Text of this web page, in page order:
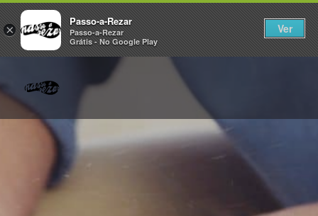
×
Passo-a-Rezar
Passo-a-Rezar
Grátis - No Google Play
Ver